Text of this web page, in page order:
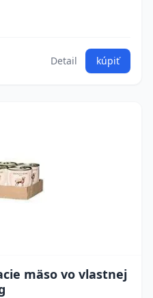
Detail kúpiť
mäso vo vlastnej